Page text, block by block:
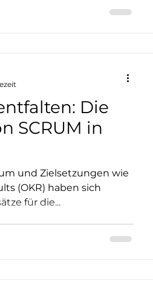
Die
SCRUM in
und Zielsetzungen wie
(OKR) haben sich
für die...